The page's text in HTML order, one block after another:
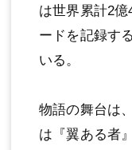
は世界累計2
ードを記録す
いる。
物語の舞台は
は『翼ある者